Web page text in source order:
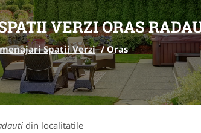
VERZI ORAS
Spatii Verzi /Oras
din localitatile